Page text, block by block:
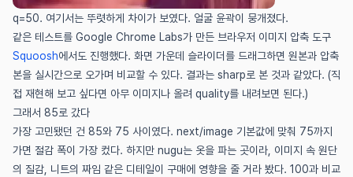
q=50. 여기서는 뚜렷하게 차이가 보였다. 얼굴 윤곽이 뭉개졌다.
같은 테스트를 Google Chrome Labs가 만든 브라우저 이미지 압축 도구
Squoosh(새 창에서 열림)
에서도 진행했다. 화면 가운데 슬라이더를 드래그하면 원본과 압축
본을 실시간으로 오가며 비교할 수 있다. 결과는 sharp로 본 것과 같았다. (직
접 재현해 보고 싶다면 아무 이미지나 올려 quality를 내려보면 된다.)
그래서 85로 갔다
가장 고민됐던 건 85와 75 사이였다. next/image 기본값에 맞춰 75까지
가면 절감 폭이 가장 컸다. 하지만 nugu는 옷을 파는 곳이라, 이미지 속 원단
의 질감, 니트의 짜임 같은 디테일이 구매에 영향을 줄 거라 봤다. 100과 비교